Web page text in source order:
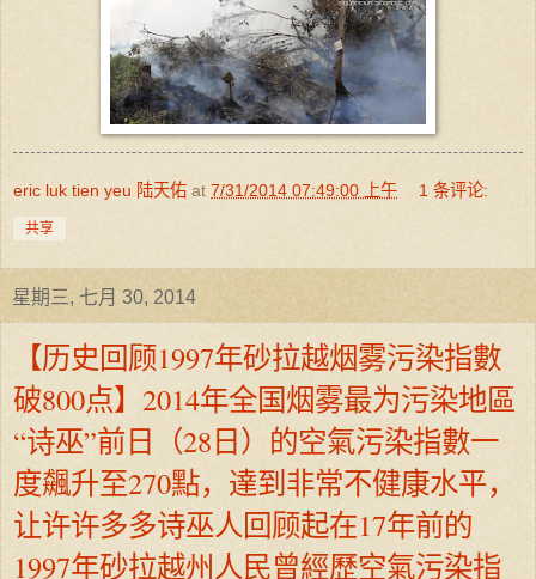
eric luk tien yeu 陆天佑 at 7/31/2014 07:49:00 上午 1 条评论:
共享
星期三, 七月 30, 2014
【历史回顾1997年砂拉越烟雾污染指數
破800点】2014年全国烟雾最为污染地區
“诗巫”前日（28日）的空氣污染指數一
度飆升至270點，達到非常不健康水平，
让许许多多诗巫人回顾起在17年前的
1997年砂拉越州人民曾經歷空氣污染指